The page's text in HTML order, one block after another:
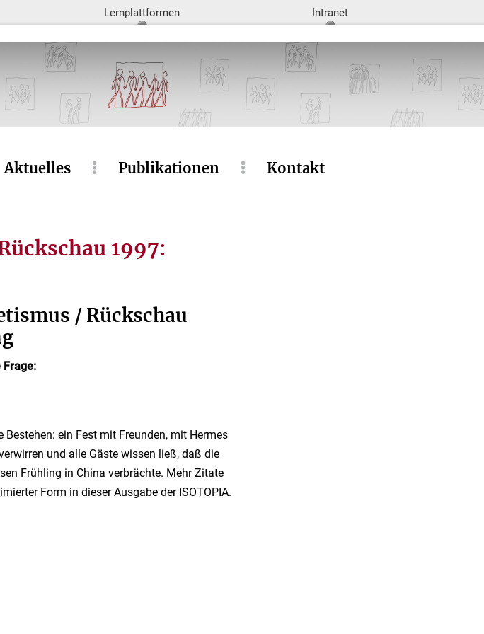
Lernplattformen Intranet
Aktuelles Publikationen Kontakt
1997:
/ Rückschau
Frage:
ein Fest mit Freunden, mit Hermes
und alle Gäste wissen ließ, daß die
Frühling in China verbrächte. Mehr Zitate
Form in dieser Ausgabe der ISOTOPIA.